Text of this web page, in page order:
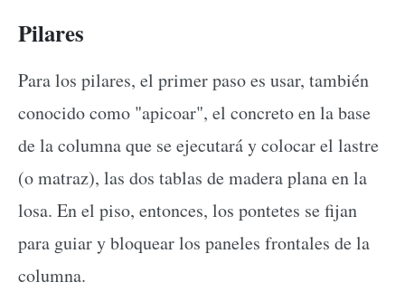
Pilares
Para los pilares, el primer paso es usar, también
conocido como "apicoar", el concreto en la base
de la columna que se ejecutará y colocar el lastre
(o matraz), las dos tablas de madera plana en la
losa. En el piso, entonces, los pontetes se fijan
para guiar y bloquear los paneles frontales de la
columna.